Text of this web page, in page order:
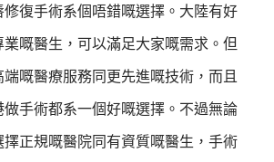
修復手術系個唔錯嘅選擇。大陸有好
嘅醫生，可以滿足大家嘅需求。但
嘅醫療服務同更先進嘅技術，而且
手術都系一個好嘅選擇。不過無論
擇正規嘅醫院同有資質嘅醫生，手術